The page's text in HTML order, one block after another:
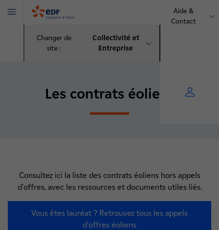
Changer de
site :
Collectivité et
Entreprise
Aide &
Contact
Menu
Les contrats éoliens
Consultez ici la liste des contrats éoliens hors appels
d'offres, avec les ressources et documents utiles liés.
Vous êtes lauréat ? Retrouvez tous les appels
d'offres éoliens